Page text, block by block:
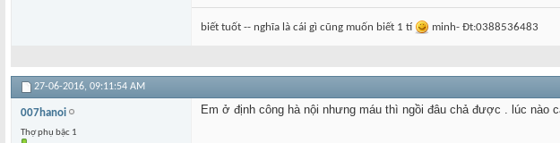
biết tuốt -- nghĩa là cái gì cũng muốn biết 1 tí minh- Đt:0388536483
27-06-2016, 09:11:54 AM
007hanoi
Thợ phụ bậc 1
Em ở định công hà nội nhưng máu thì ngồi đâu chả được . lúc nào